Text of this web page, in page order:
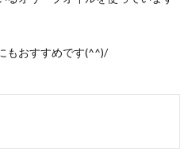
もおすすめです(^^)/